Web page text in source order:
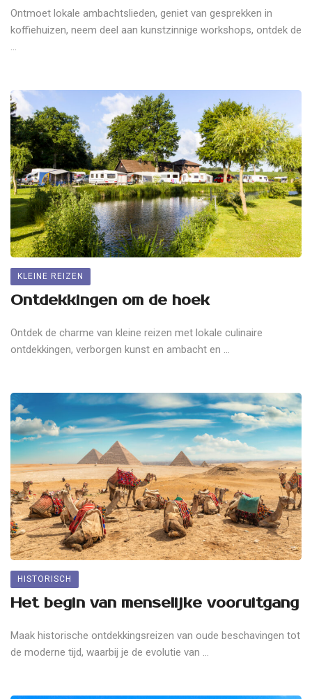
Ontmoet lokale ambachtslieden, geniet van gesprekken in
koffiehuizen, neem deel aan kunstzinnige workshops, ontdek de
...
KLEINE REIZEN
Ontdekkingen om de hoek
Ontdek de charme van kleine reizen met lokale culinaire
ontdekkingen, verborgen kunst en ambacht en ...
HISTORISCH
Het begin van menselijke vooruitgang
Maak historische ontdekkingsreizen van oude beschavingen tot
de moderne tijd, waarbij je de evolutie van ...